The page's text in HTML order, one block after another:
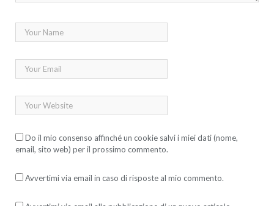
Do il mio consenso affinché un cookie salvi i miei dati (nome,
email, sito web) per il prossimo commento.
Avvertimi via email in caso di risposte al mio commento.